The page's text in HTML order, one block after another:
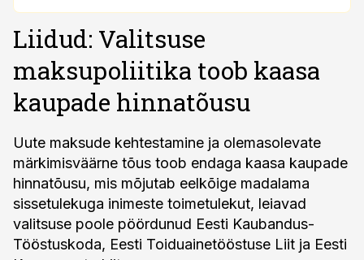
Liidud: Valitsuse
maksupoliitika toob kaasa
kaupade hinnatõusu
Uute maksude kehtestamine ja olemasolevate
märkimisväärne tõus toob endaga kaasa kaupade
hinnatõusu, mis mõjutab eelkõige madalama
sissetulekuga inimeste toimetulekut, leiavad
valitsuse poole pöördunud Eesti Kaubandus-
Tööstuskoda, Eesti Toiduainetööstuse Liit ja Eesti